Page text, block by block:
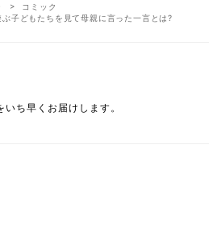
コミック
子どもたちを見て母親に言った一言とは?
ち早くお届けします。